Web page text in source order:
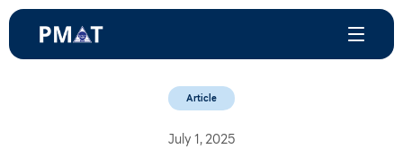
Article
July 1, 2025